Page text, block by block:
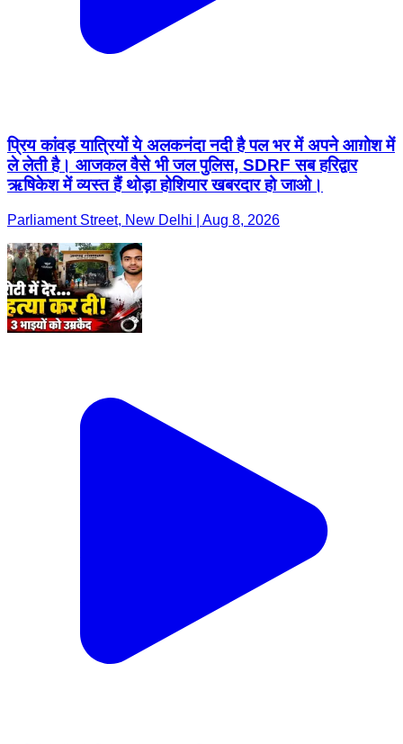
प्रिय कांवड़ यात्रियों ये अलकनंदा नदी है पल भर में अपने आग़ोश में
ले लेती है। आजकल वैसे भी जल पुलिस, SDRF सब हरिद्वार
ऋषिकेश में व्यस्त हैं थोड़ा होशियार खबरदार हो जाओ।
Parliament Street, New Delhi | Aug 8, 2026